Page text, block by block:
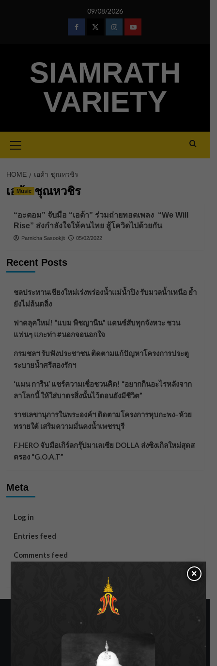
09/08/2026
FacebookTwitterInstagramYoutube
SIAMRATH
VARIETY
Menu
HOME เอด้า ชุณหวชิร
เอด้า ชุณหวชิร
Music
“อะตอม” จับมือ “เอด้า” ร่วมถ่ายทอดเพลง “We Will
Rise” ส่งกำลังใจให้คนไทย สู้โควิดไปด้วยกัน
Parnicha Sasookjit 05/02/2022
Recent Posts
ชลประทานเชียงใหม่เร่งพร่องน้ำแม่น้ำปิง รับมวลน้ำเหนือ ย้ำ
ยังไม่ล้นตลิ่ง
ฟาดลุคใหม่! “แบม พิชญานิน” แดนซ์สับทุกจังหวะ ชวน
แฟนๆ แกะท่า #นอกจอนอกใจ
กรมชลฯ รับฟังประชาชน ติดตามแก้ปัญหาโครงการประตู
ระบายน้ำศรีสองรักฯ
‘แมน การิน’ แชร์ความเชื่อชวนคิด! “อยากกินอะไรหลังจาก
ลาโลกนี้ ให้ใส่บาตรสิ่งนั้นไว้ตอนยังมีชีวิต”
ราชเลขานุการในพระองค์ฯ ติดตามโครงการหุบกะพง–ห้วย
ทรายใต้ เสริมความมั่นคงน้ำเพชรบุรี
F.HERO จับมือเกิร์ลกรุ๊ปมาเลเซีย DOLLA ส่งซิงเกิลใหม่สุดส
ตรอง “G.O.A.T”
Meta
Log in
Entries feed
Comments feed
×